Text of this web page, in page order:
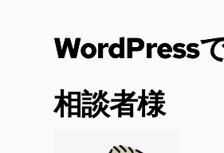
WordPress
相談者様